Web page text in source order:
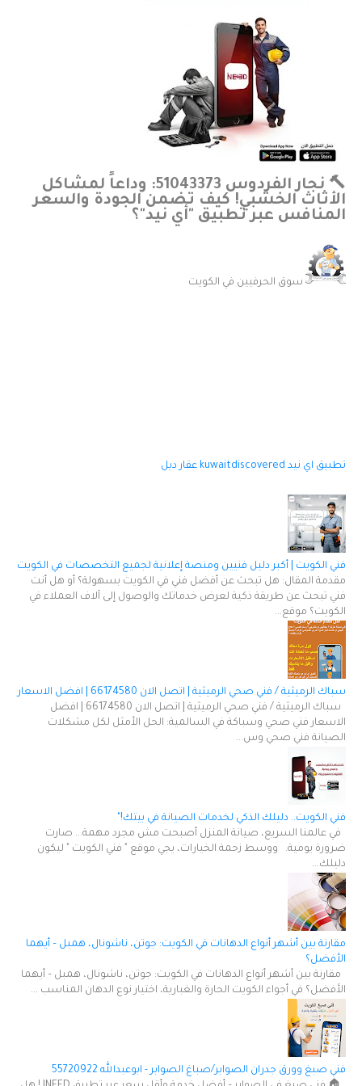
🔨 نجار الفردوس 51043373: وداعاً لمشاكل
الأثاث الخشبي! كيف تضمن الجودة والسعر
المنافس عبر تطبيق "أي نيد"؟
سوق الحرفيين في الكويت
تطبيق اي نيد kuwaitdiscovered عقار ديل
فني الكويت | أكبر دليل فنيين ومنصة إعلانية لجميع التخصصات في الكويت
مقدمة المقال: هل تبحث عن أفضل فني في الكويت بسهولة؟ أو هل أنت
فني تبحث عن طريقة ذكية لعرض خدماتك والوصول إلى آلاف العملاء في
الكويت؟ موقع...
سباك الرميثية / فني صحي الرميثية | اتصل الان 66174580 | افضل الاسعار
سباك الرميثية / فني صحي الرميثية | اتصل الان 66174580 | افضل
الاسعار فني صحي وسباكة في السالمية: الحل الأمثل لكل مشكلات
الصيانة فني صحي وس...
فني الكويت.. دليلك الذكي لخدمات الصيانة في بيتك!"
في عالمنا السريع، صيانة المنزل أصبحت مش مجرد مهمة... صارت
ضرورة يومية. ووسط زحمة الخيارات، يجي موقع " فني الكويت " ليكون
دليلك...
مقارنة بين أشهر أنواع الدهانات في الكويت: جوتن، ناشونال، همبل – أيهما
الأفضل؟
مقارنة بين أشهر أنواع الدهانات في الكويت: جوتن، ناشونال، همبل – أيهما
الأفضل؟ في أجواء الكويت الحارة والغبارية، اختيار نوع الدهان المناسب ...
فني صبغ وورق جدران الصوابر/صباغ الصوابر - ابوعبدالله 55720922